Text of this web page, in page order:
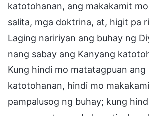
katotohanan, ang makakamit
salita, mga doktrina, at, higit pa
Laging naririyan ang buhay ng
nang sabay ang Kanyang
Kung hindi mo matatagpuan ang
katotohanan, hindi mo
pampalusog ng buhay; kung